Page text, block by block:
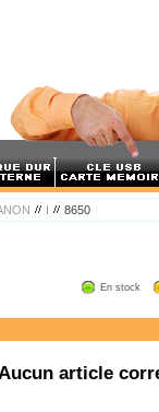
I 8650
En stock
Aucun article